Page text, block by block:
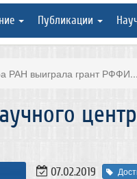
Публикации
РАН выиграла грант РФФИ...
07.02.2019